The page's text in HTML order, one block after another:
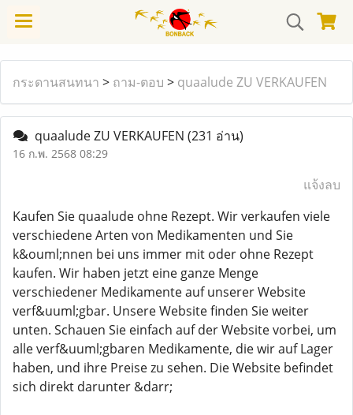
กระดานสนทนา > ถาม-ตอบ > quaalude ZU VERKAUFEN
quaalude ZU VERKAUFEN (231 อ่าน)
16 ก.พ. 2568 08:29
แจ้งลบ
Kaufen Sie quaalude ohne Rezept. Wir verkaufen viele
verschiedene Arten von Medikamenten und Sie
k&ouml;nnen bei uns immer mit oder ohne Rezept
kaufen. Wir haben jetzt eine ganze Menge
verschiedener Medikamente auf unserer Website
verf&uuml;gbar. Unsere Website finden Sie weiter
unten. Schauen Sie einfach auf der Website vorbei, um
alle verf&uuml;gbaren Medikamente, die wir auf Lager
haben, und ihre Preise zu sehen. Die Website befindet
sich direkt darunter &darr;